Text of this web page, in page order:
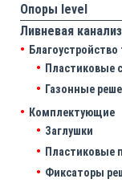
Опоры level
Ливневая
Пластиковые
Газонные
Комплектующие
Заглушки
Пластиковые
Фиксаторы